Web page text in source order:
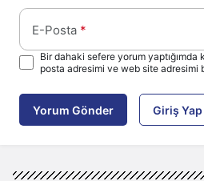
E-Posta *
Bir dahaki sefere yorum yaptığımda
posta adresimi ve web site adresimi
Yorum Gönder Giriş Yap